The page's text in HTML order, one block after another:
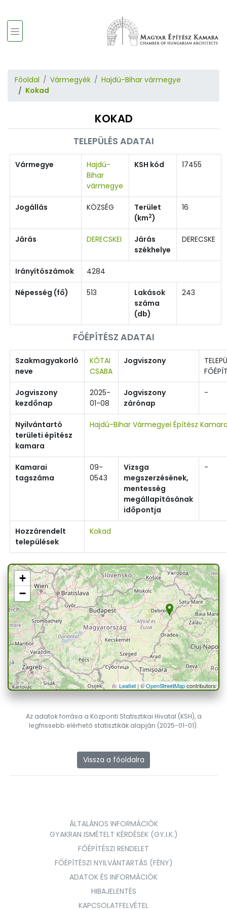
Főoldal Vármegyék
Hajdú-Bihar vármegye
Kokad
KOKAD
TELEPÜLÉS ADATAI
Vármegye
Hajdú-
Bihar
vármegye
KSH kód 17455
Jogállás KÖZSÉG
Terület
(km2)
16
Járás DERECSKEI
Járás
székhelye
DERECSKE
Irányítószámok 4284
Népesség (fő) 513
Lakások
száma
(db)
243
FŐÉPÍTÉSZ ADATAI
Szakmagyakorló
neve
KÓTAI
CSABA
Jogviszony
Jogviszony
kezdőnap
2025-
01-08
Jogviszony
zárónap
-
Nyilvántartó
területi építész
kamara
Hajdú-Bihar Vármegyei Építész
Kamarai
tagszáma
09-
0543
Vizsga
megszerzésének,
mentesség
megállapításának
időpontja
-
Hozzárendelt
települések
Kokad
+
−
Leaflet| ©OpenStreetMapcontributors
Az adatok forrása a Központi Statisztikai Hivatal (KSH), a
legfrissebb elérhető statisztikák alapján (2025-01-01).
Vissza a főoldalra
ÁLTALÁNOS INFORMÁCIÓK
GYAKRAN ISMÉTELT KÉRDÉSEK (GY.I.K.)
FŐÉPÍTÉSZI RENDELET
FŐÉPÍTÉSZI NYILVÁNTARTÁS (FÉNY)
ADATOK ÉS INFORMÁCIÓK
HIBAJELENTÉS
KAPCSOLATFELVÉTEL